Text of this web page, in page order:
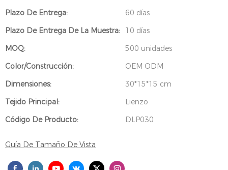
Plazo De Entrega:
60 días
Plazo De Entrega De La Muestra:
10 días
MOQ:
500 unidades
Color/Construcción:
OEM ODM
Dimensiones:
30*15*15 cm
Tejido Principal:
Lienzo
Código De Producto:
DLP030
Guía De Tamaño De Vista